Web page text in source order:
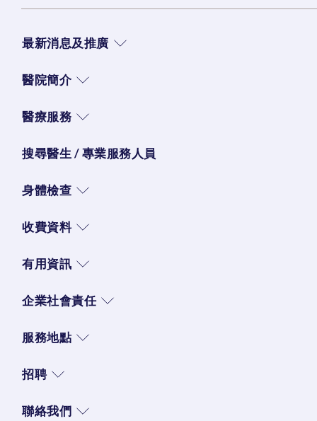
最新消息及推廣
醫院簡介
醫療服務
搜尋醫生 / 專業服務人員
身體檢查
收費資料
有用資訊
企業社會責任
服務地點
招聘
聯絡我們